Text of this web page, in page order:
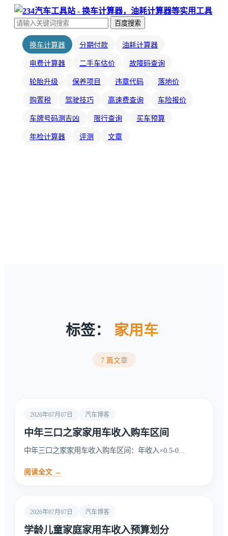
百度搜索
换车计算器 分期付款 油耗计算器
电费计算器 二手车估价 故障码查询
轮胎升级 保养项目 违章代码 落地价
购置税 驾驶技巧 高速费查询 车险报价
车牌号码测吉凶 限行查询 买车预算
年检计算器 评测 文章
标签： 家用车
7 篇文章
2026年07月07日 汽车博客
中年三口之家家用车收入购车区间
中年三口之家家用车收入购车区间：年收入×0.5-0...
阅读全文 →
2026年07月07日 汽车博客
学龄儿童家庭家用车收入预算划分